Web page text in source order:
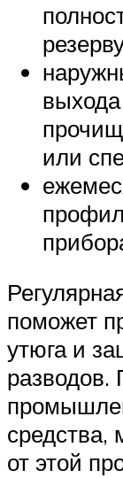
или
поможет
утюга и
разводов.
средства,
от этой